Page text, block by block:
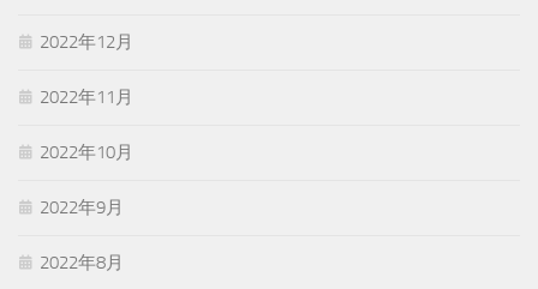
2022年12月
2022年11月
2022年10月
2022年9月
2022年8月